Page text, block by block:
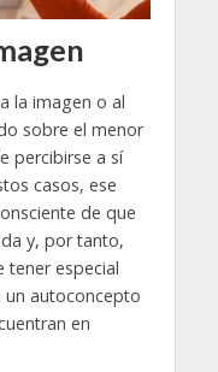
la imagen o al
sobre el menor
percibirse a sí
casos, ese
de que
y, por tanto,
especial
un autoconcepto
en